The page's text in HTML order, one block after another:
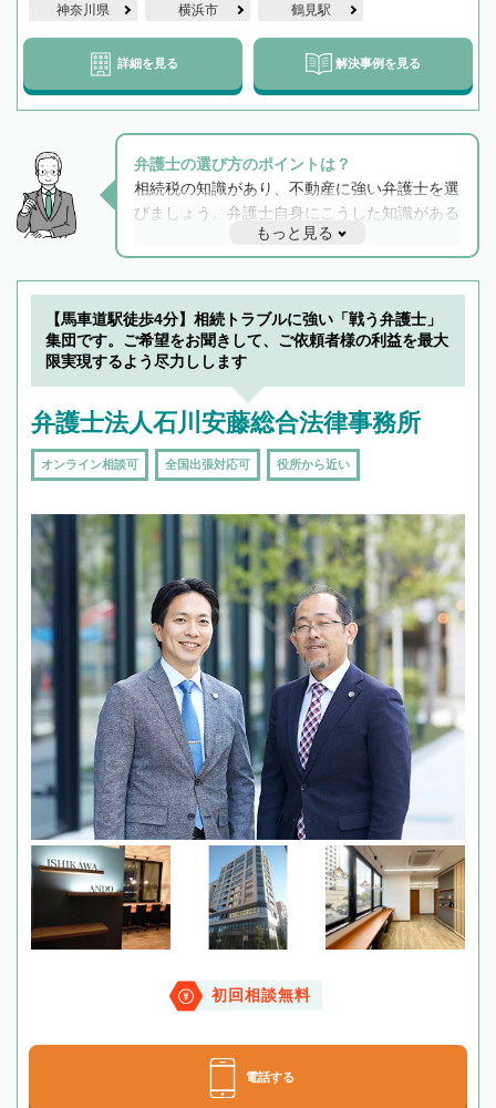
神奈川県 横浜市 鶴見駅
詳細を見る 解決事例を見る
弁護士の選び方のポイントは？
相続税の知識があり、不動産に強い弁護士を選
びましょう。弁護士自身にこうした知識がある
と他士業との連携もスムーズに進み、トラブル
解決のみならず相続をトータルで任せることが
できます。また、相続は感情がからむ分野なの
でフィーリングも重要です。実際に電話や面談
で複数の弁護士と会話をしてウマが合う方に依
頼をするのがおすすめです。
もっと見る
【馬車道駅徒歩4分】相続トラブルに強い「戦う弁護士」
集団です。ご希望をお聞きして、ご依頼者様の利益を最大
限実現するよう尽力しします
弁護士法人石川安藤総合法律事務所
オンライン相談可 全国出張対応可 役所から近い
初回相談無料
電話する